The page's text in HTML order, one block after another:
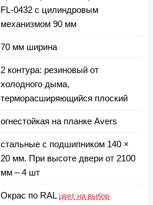
FL-0432 с цилиндровым
механизмом 90 мм
70 мм ширина
2 контура: резиновый от
холодного дыма,
терморасширяющийся плоский
огнестойкая на планке Avers
стальные с подшипником 140 ×
20 мм. При высоте двери от 2100
мм – 4 шт
Окрас по RAL цвет на выбор